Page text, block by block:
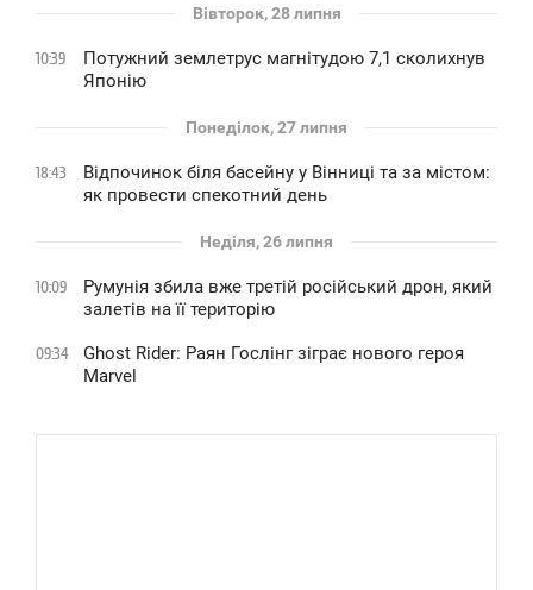
Вівторок, 28 липня
10:39
Потужний землетрус магнітудою 7,1 сколихнув
Японію
Понеділок, 27 липня
18:43
Відпочинок біля басейну у Вінниці та за містом:
як провести спекотний день
Неділя, 26 липня
10:09
Румунія збила вже третій російський дрон, який
залетів на її територію
09:34
Ghost Rider: Раян Гослінг зіграє нового героя
Marvel